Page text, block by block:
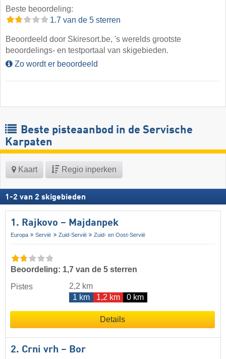
Beste beoordeling:
1.7 van de 5 sterren
Beoordeeld door Skiresort.be, 's werelds grootste
beoordelings- en testportaal van skigebieden.
Zo wordt er beoordeeld
Beste pisteaanbod in de Servische
Karpaten
Kaart Regio inperken
1 -2 van 2 skigebieden
1. Rajkovo – Majdanpek
Europa Servië Zuid-Servië Zuid- en Oost-Servië
Beoordeling: 1,7 van de 5 sterren
Pistes
2,2 km
1 km
1,2 km 0 km
Details
2. Crni vrh – Bor